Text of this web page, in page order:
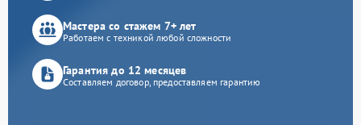
Мастера со стажем 7+ лет
Работаем с техникой любой сложности
Гарантия до 12 месяцев
Составляем договор, предоставляем гарантию